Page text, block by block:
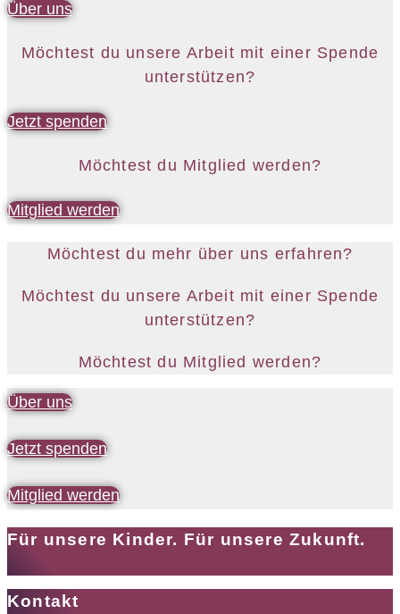
Über uns
Möchtest du unsere Arbeit mit einer Spende
unterstützen?
Jetzt spenden
Möchtest du Mitglied werden?
Mitglied werden
Möchtest du mehr über uns erfahren?
Möchtest du unsere Arbeit mit einer Spende
unterstützen?
Möchtest du Mitglied werden?
Über uns
Jetzt spenden
Mitglied werden
Für unsere Kinder. Für unsere Zukunft.
Kontakt